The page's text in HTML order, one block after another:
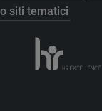
siti tematici